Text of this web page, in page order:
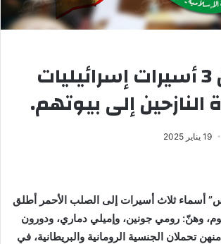
الإفراج عن 3 أسيرات إسرائيليات
النازحين إلى بيوتهم.
19 يناير 2025
أسماء ثلاث أسيرات إلى الصلب الأحمر أطلق
وهنّ: رومي جونين، وإميلي دماري، ودورون
تحملان الجنسية الرومانية والبريطانية، في